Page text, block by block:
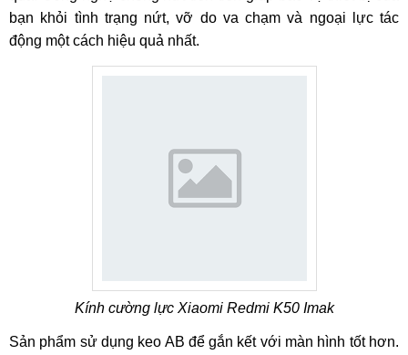
bạn khỏi tình trạng nứt, vỡ do va chạm và ngoại lực tác
động một cách hiệu quả nhất.
Kính cường lực Xiaomi Redmi K50 Imak
Sản phẩm sử dụng keo AB để gắn kết với màn hình tốt hơn.